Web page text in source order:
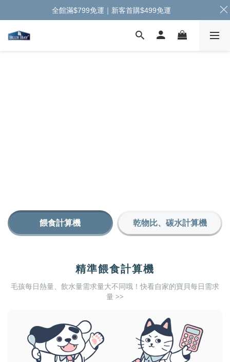
餵食計算機 乾物比、碳水計算機
精準餵食計算機
毛孩每日熱量、飲水量需求量大不同哦！快看自家的寶貝每日需求
量 >>
全館滿$799免運｜新客首購$499免運